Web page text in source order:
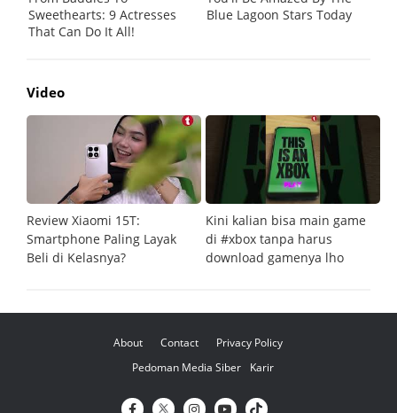
Video
Review Xiaomi 15T:
Smartphone Paling Layak
Beli di Kelasnya?
Kini kalian bisa main game
di #xbox tanpa harus
download gamenya lho
About Contact
Privacy Policy
Pedoman Media Siber
Karir